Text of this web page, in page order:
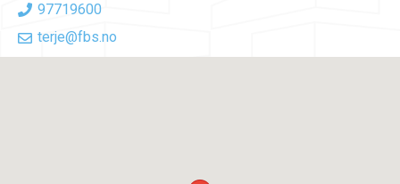
97719600
terje@fbs.no